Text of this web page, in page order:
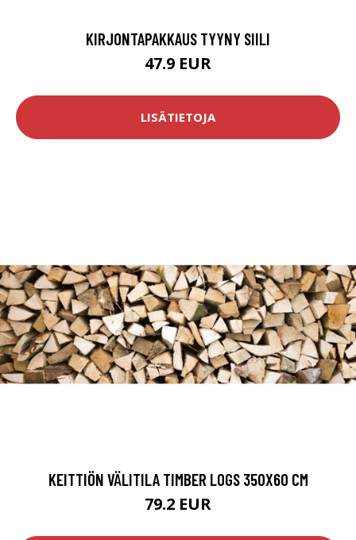
KIRJONTAPAKKAUS TYYNY SIILI
47.9 EUR
LISÄTIETOJA
KEITTIÖN VÄLITILA TIMBER LOGS 350X60 CM
79.2 EUR